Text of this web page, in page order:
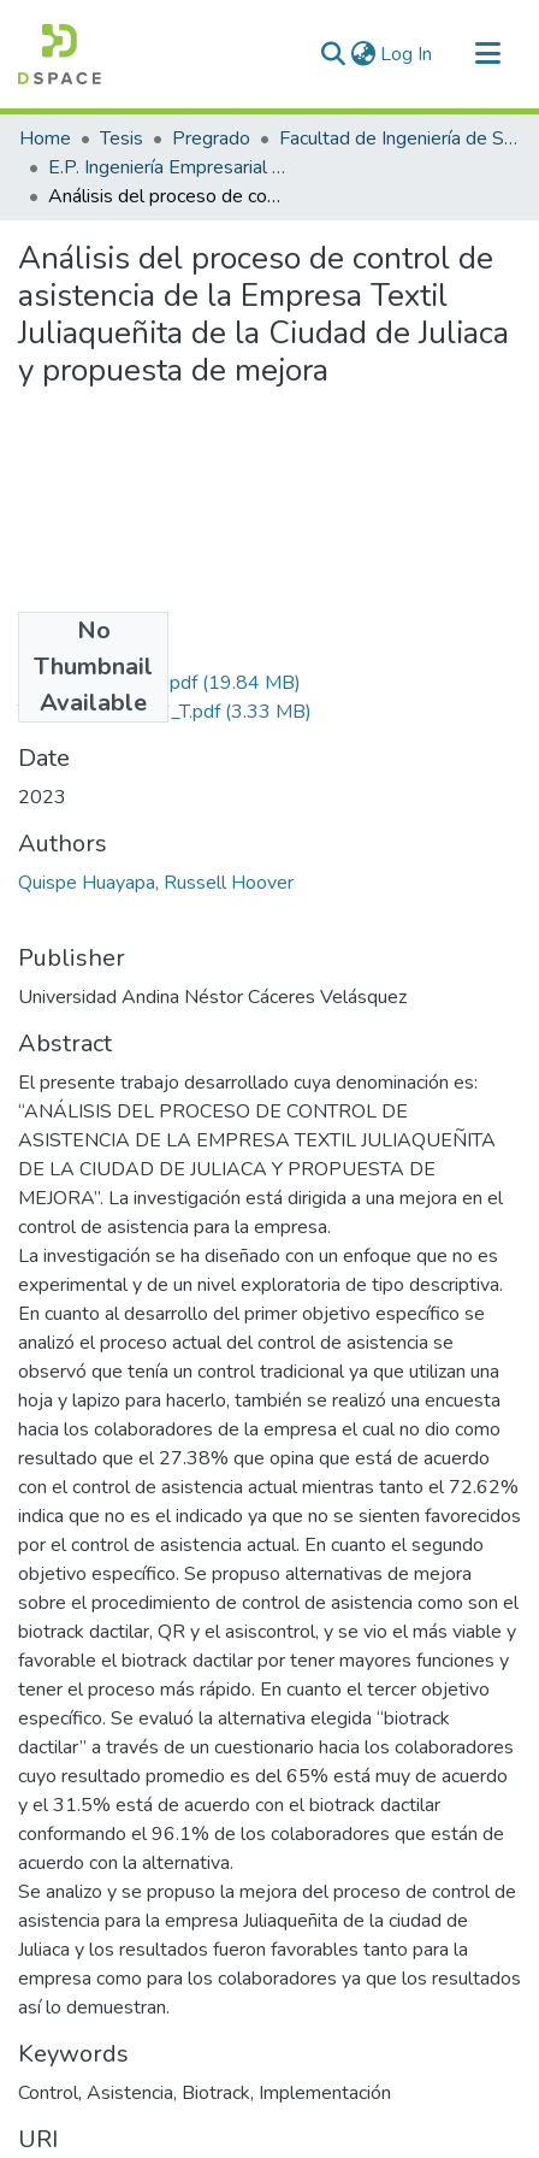
Log In (current)
Communities & Collections
All of DSpace
Statistics
Home Tesis Pregrado
Facultad de Ingeniería de Sistemas
E.P. Ingeniería Empresarial e Informática
Análisis del proceso de control de asistencia de la Empresa Textil Juliaqueñita de la Ciudad de Juliaca y propuesta de mejora
Análisis del proceso de control de
asistencia de la Empresa Textil
Juliaqueñita de la Ciudad de Juliaca
y propuesta de mejora
No
Thumbnail
Available
grado de similitud.pdf(19.84 MB)
T036_70203816_T.pdf(3.33 MB)
Date
2023
Authors
Quispe Huayapa, Russell Hoover
Publisher
Universidad Andina Néstor Cáceres Velásquez
Abstract
El presente trabajo desarrollado cuya denominación es:
“ANÁLISIS DEL PROCESO DE CONTROL DE
ASISTENCIA DE LA EMPRESA TEXTIL JULIAQUEÑITA
DE LA CIUDAD DE JULIACA Y PROPUESTA DE
MEJORA”. La investigación está dirigida a una mejora en el
control de asistencia para la empresa.
La investigación se ha diseñado con un enfoque que no es
experimental y de un nivel exploratoria de tipo descriptiva.
En cuanto al desarrollo del primer objetivo específico se
analizó el proceso actual del control de asistencia se
observó que tenía un control tradicional ya que utilizan una
hoja y lapizo para hacerlo, también se realizó una encuesta
hacia los colaboradores de la empresa el cual no dio como
resultado que el 27.38% que opina que está de acuerdo
con el control de asistencia actual mientras tanto el 72.62%
indica que no es el indicado ya que no se sienten favorecidos
por el control de asistencia actual. En cuanto el segundo
objetivo específico. Se propuso alternativas de mejora
sobre el procedimiento de control de asistencia como son el
biotrack dactilar, QR y el asiscontrol, y se vio el más viable y
favorable el biotrack dactilar por tener mayores funciones y
tener el proceso más rápido. En cuanto el tercer objetivo
específico. Se evaluó la alternativa elegida “biotrack
dactilar” a través de un cuestionario hacia los colaboradores
cuyo resultado promedio es del 65% está muy de acuerdo
y el 31.5% está de acuerdo con el biotrack dactilar
conformando el 96.1% de los colaboradores que están de
acuerdo con la alternativa.
Se analizo y se propuso la mejora del proceso de control de
asistencia para la empresa Juliaqueñita de la ciudad de
Juliaca y los resultados fueron favorables tanto para la
empresa como para los colaboradores ya que los resultados
así lo demuestran.
Keywords
Control, Asistencia, Biotrack, Implementación
URI